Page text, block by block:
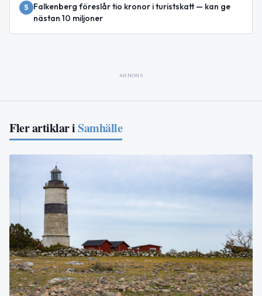
5
Falkenberg föreslår tio kronor i turistskatt — kan ge
nästan 10 miljoner
ANNONS
Fler artiklar iSamhälle